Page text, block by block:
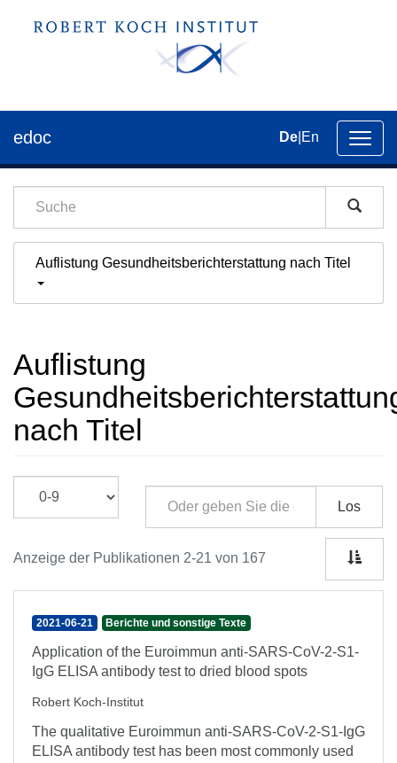
der
edoc De En
Auflistung Gesundheitsberichterstattung nach Titel
Auflistung
nach Titel
Los
Anzeige der Publikationen 2-21 von 167
2021-06-21 Berichte und sonstige Texte
Application of the Euroimmun anti-SARS-CoV-2-S1-
IgG ELISA antibody test to dried blood spots
Robert Koch-Institut
The qualitative Euroimmun anti-SARS-CoV-2-S1-IgG
ELISA antibody test has been most commonly used